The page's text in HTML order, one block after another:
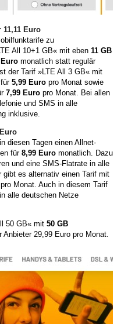
Euro
zu
All 10+1 GB« mit eben 11 GB
Euro monatlich statt regulär
der Tarif »LTE All 3 GB« mit
5,99 Euro pro Monat sowie
7,99 Euro pro Monat. Bei allen
und SMS in alle
inklusive.
diesen Tagen einen Allnet-
für 8,99 Euro monatlich. Dazu
und eine SMS-Flatrate in alle
gibt es alternativ einen Tarif mit
pro Monat. Auch in diesem Tarif
alle deutschen Netze
50 GB« mit 50 GB
29,99 Euro pro Monat.